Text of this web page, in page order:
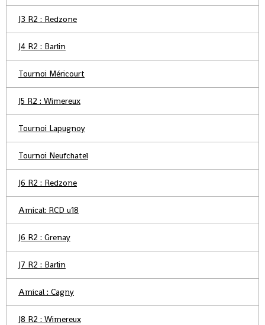
J3 R2 : Redzone
J4 R2 : Barlin
Tournoi Méricourt
J5 R2 : Wimereux
Tournoi Lapugnoy
Tournoi Neufchatel
J6 R2 : Redzone
Amical: RCD u18
J6 R2 : Grenay
J7 R2 : Barlin
Amical : Cagny
J8 R2 : Wimereux